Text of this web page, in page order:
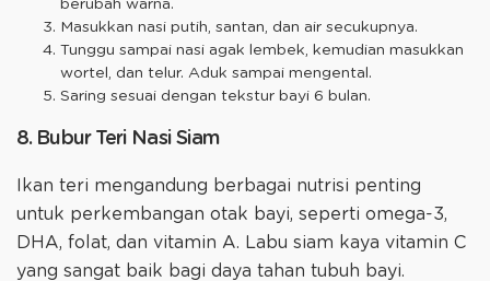
berubah warna.
Masukkan nasi putih, santan, dan air secukupnya.
Tunggu sampai nasi agak lembek, kemudian masukkan
wortel, dan telur. Aduk sampai mengental.
Saring sesuai dengan tekstur bayi 6 bulan.
8. Bubur Teri Nasi Siam
Ikan teri mengandung berbagai nutrisi penting
untuk perkembangan otak bayi, seperti omega-3,
DHA, folat, dan vitamin A. Labu siam kaya vitamin C
yang sangat baik bagi daya tahan tubuh bayi.